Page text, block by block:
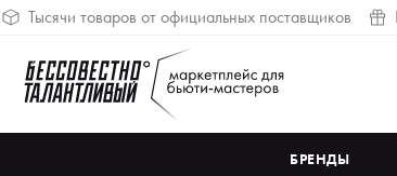
Тысячи товаров от официальных поставщиков
БРЕНДЫ